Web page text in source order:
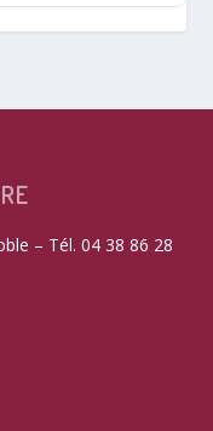
– Tél. 04 38 86 28